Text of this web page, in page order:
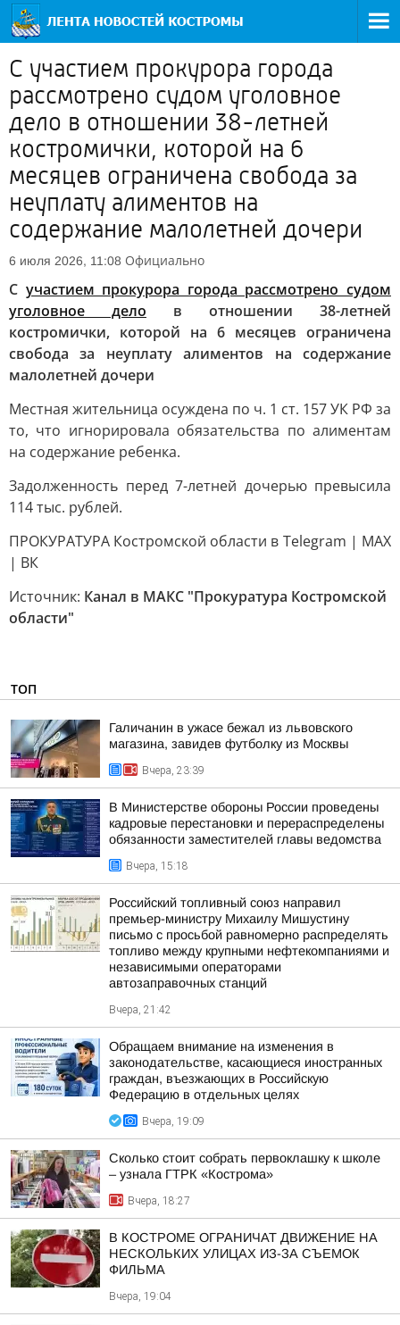
С участием прокурора города
рассмотрено судом уголовное
дело в отношении 38-летней
костромички, которой на 6
месяцев ограничена свобода за
неуплату алиментов на
содержание малолетней дочери
6 июля 2026, 11:08 Официально
С участием прокурора города рассмотрено судом
уголовное дело в отношении 38-летней
костромички, которой на 6 месяцев ограничена
свобода за неуплату алиментов на содержание
малолетней дочери
Местная жительница осуждена по ч. 1 ст. 157 УК РФ за
то, что игнорировала обязательства по алиментам
на содержание ребенка.
Задолженность перед 7-летней дочерью превысила
114 тыс. рублей.
ПРОКУРАТУРА Костромской области в Telegram | MAX
| ВК
Источник: Канал в МАКС "Прокуратура Костромской
области"
ТОП
Галичанин в ужасе бежал из львовского
магазина, завидев футболку из Москвы
Вчера, 23:39
В Министерстве обороны России проведены
кадровые перестановки и перераспределены
обязанности заместителей главы ведомства
Вчера, 15:18
Российский топливный союз направил
премьер-министру Михаилу Мишустину
письмо с просьбой равномерно распределять
топливо между крупными нефтекомпаниями и
независимыми операторами
автозаправочных станций
Вчера, 21:42
Обращаем внимание на изменения в
законодательстве, касающиеся иностранных
граждан, въезжающих в Российскую
Федерацию в отдельных целях
Вчера, 19:09
Сколько стоит собрать первоклашку к школе
– узнала ГТРК «Кострома»
Вчера, 18:27
В КОСТРОМЕ ОГРАНИЧАТ ДВИЖЕНИЕ НА
НЕСКОЛЬКИХ УЛИЦАХ ИЗ-ЗА СЪЕМОК
ФИЛЬМА
Вчера, 19:04